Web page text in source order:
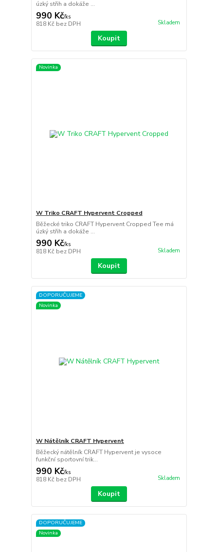
úzký střih a dokáže ...
990 Kč/ks
818 Kč bez DPH Skladem
Koupit
Novinka
W Triko CRAFT Hypervent Cropped
Běžecké triko CRAFT Hypervent Cropped Tee má
úzký střih a dokáže ...
990 Kč/ks
818 Kč bez DPH Skladem
Koupit
DOPORUČUJEME
Novinka
W Nátělník CRAFT Hypervent
Běžecký nátělník CRAFT Hypervent je vysoce
funkční sportovní trik...
990 Kč/ks
818 Kč bez DPH Skladem
Koupit
DOPORUČUJEME
Novinka